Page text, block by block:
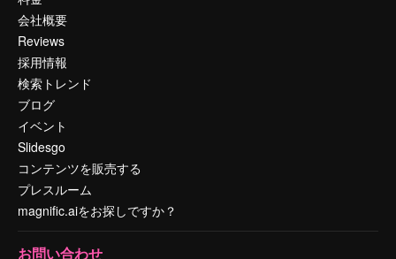
会社概要
Reviews
採用情報
検索トレンド
ブログ
イベント
Slidesgo
コンテンツを販売する
プレスルーム
magnific.aiをお探しですか？
お問い合わせ